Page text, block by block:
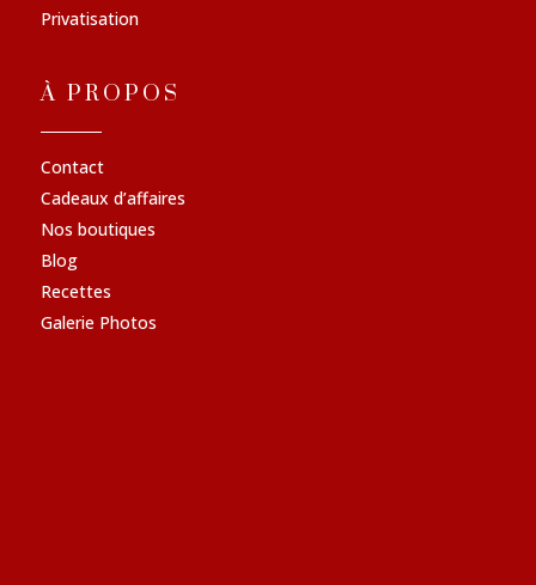
Privatisation
À PROPOS
Contact
Cadeaux d’affaires
Nos boutiques
Blog
Recettes
Galerie Photos